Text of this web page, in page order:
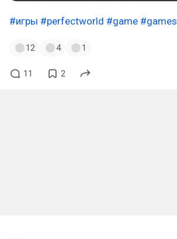
#игры #perfectworld #game #games
12 4 1
11 2